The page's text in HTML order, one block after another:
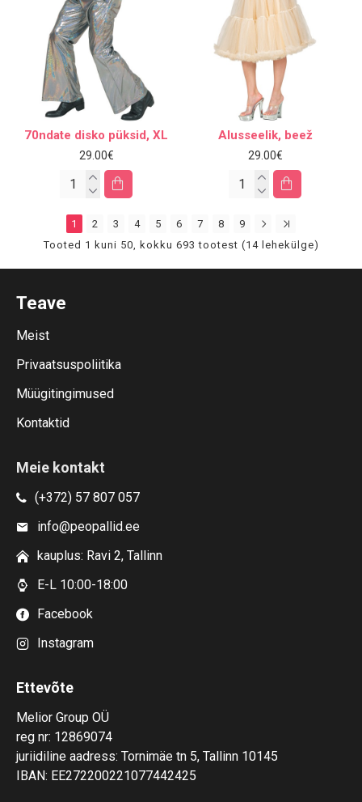
70ndate disko püksid, XL
29.00€
Alusseelik, beež
29.00€
1 2 3 4 5 6 7 8
9
Tooted 1 kuni 50, kokku 693 tootest (14 lehekülge)
Teave
Meist
Privaatsuspoliitika
Müügitingimused
Kontaktid
Meie kontakt
(+372) 57 807 057
info@peopallid.ee
kauplus: Ravi 2, Tallinn
E-L 10:00-18:00
Facebook
Instagram
Ettevõte
Melior Group OÜ
reg nr: 12869074
juriidiline aadress: Tornimäe tn 5, Tallinn 10145
IBAN: EE272200221077442425